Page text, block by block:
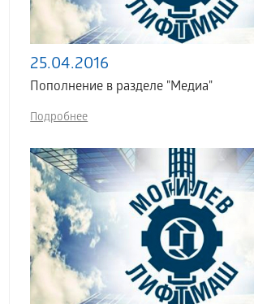
25.04.2016
Пополнение в разделе "Медиа"
Подробнее